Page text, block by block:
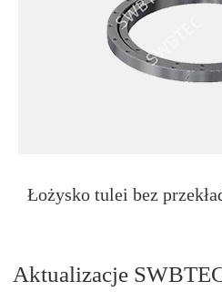
Łożysko tulei bez
Aktualizacje